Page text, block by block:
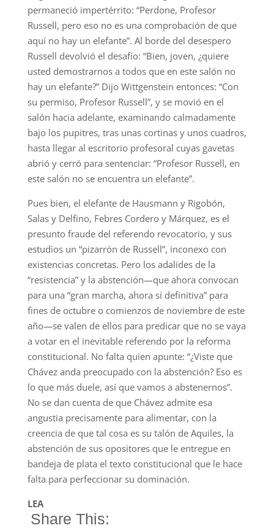
permaneció impertérrito: “Perdone, Profesor
Russell, pero eso no es una comprobación de que
aquí no hay un elefante”. Al borde del desespero
Russell devolvió el desafío: “Bien, joven, ¿quiere
usted demostrarnos a todos que en este salón no
hay un elefante?” Dijo Wittgenstein entonces: “Con
su permiso, Profesor Russell”, y se movió en el
salón hacia adelante, examinando calmadamente
bajo los pupitres, tras unas cortinas y unos cuadros,
hasta llegar al escritorio profesoral cuyas gavetas
abrió y cerró para sentenciar: “Profesor Russell, en
este salón no se encuentra un elefante”.
Pues bien, el elefante de Hausmann y Rigobón,
Salas y Delfino, Febres Cordero y Márquez, es el
presunto fraude del referendo revocatorio, y sus
estudios un “pizarrón de Russell”, inconexo con
existencias concretas. Pero los adalides de la
“resistencia” y la abstención—que ahora convocan
para una “gran marcha, ahora sí definitiva” para
fines de octubre o comienzos de noviembre de este
año—se valen de ellos para predicar que no se vaya
a votar en el inevitable referendo por la reforma
constitucional. No falta quien apunte: “¿Viste que
Chávez anda preocupado con la abstención? Eso es
lo que más duele, así que vamos a abstenernos”.
No se dan cuenta de que Chávez admite esa
angustia precisamente para alimentar, con la
creencia de que tal cosa es su talón de Aquiles, la
abstención de sus opositores que le entregue en
bandeja de plata el texto constitucional que le hace
falta para perfeccionar su dominación.
LEA
Share This: